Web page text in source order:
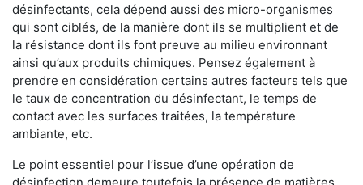
désinfectants, cela dépend aussi des micro-organismes
qui sont ciblés, de la manière dont ils se multiplient et de
la résistance dont ils font preuve au milieu environnant
ainsi qu’aux produits chimiques. Pensez également à
prendre en considération certains autres facteurs tels que
le taux de concentration du désinfectant, le temps de
contact avec les surfaces traitées, la température
ambiante, etc.
Le point essentiel pour l’issue d’une opération de